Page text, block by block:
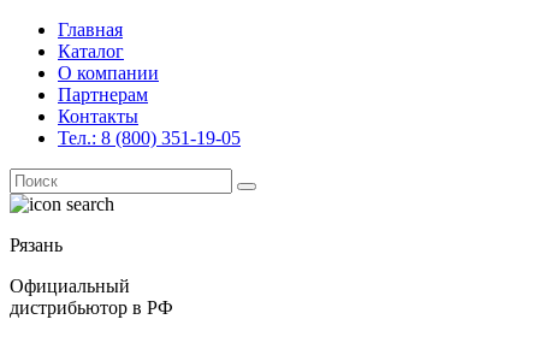
Главная
Каталог
О компании
Партнерам
Контакты
Тел.: 8 (800) 351-19-05
Поиск
for:
Рязань
Официальный
дистрибьютор в РФ